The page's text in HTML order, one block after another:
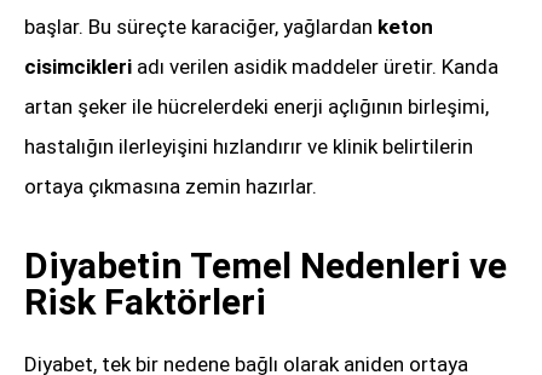
başlar. Bu süreçte karaciğer, yağlardan keton
cisimcikleri adı verilen asidik maddeler üretir. Kanda
artan şeker ile hücrelerdeki enerji açlığının birleşimi,
hastalığın ilerleyişini hızlandırır ve klinik belirtilerin
ortaya çıkmasına zemin hazırlar.
Diyabetin Temel Nedenleri ve
Risk Faktörleri
Diyabet, tek bir nedene bağlı olarak aniden ortaya